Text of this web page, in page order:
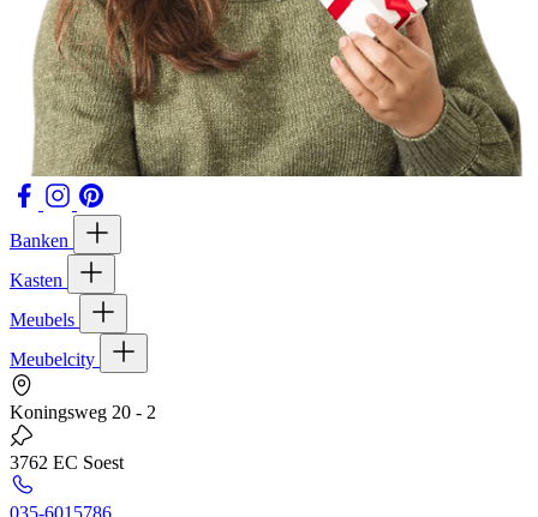
Banken
Kasten
Meubels
Meubelcity
Koningsweg 20 - 2
3762 EC Soest
035-6015786